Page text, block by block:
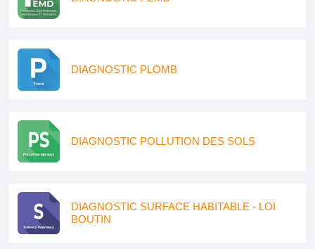
DIAGNOSTIC PLOMB
DIAGNOSTIC POLLUTION DES SOLS
DIAGNOSTIC SURFACE HABITABLE - LOI
BOUTIN